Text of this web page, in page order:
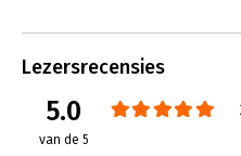
Arizona State University) legt
bedrijven psychologie
kunnen inzetten om
Lezersrecensies
5.0
van de 5